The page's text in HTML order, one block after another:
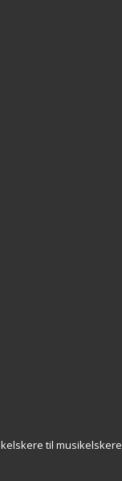
til musikelskere